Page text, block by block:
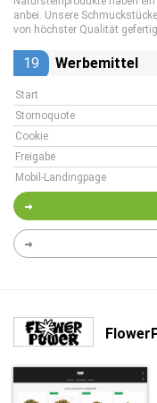
anbei. Unsere
von höchster Qualität
19 Werbemittel
Start
Stornoquote
Cookie
Freigabe
Mobil-Landingpage